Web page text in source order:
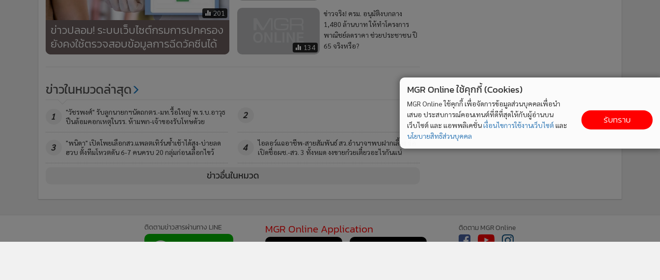
201
ข่าวปลอม! ระบบเว็บไซต์กรมการปกครอง
ยังคงใช้ตรวจสอบข้อมูลการฉีดวัคซีนได้
134
ข่าวจริง! ครม. อนุมัติงบกลาง
1,480 ล้านบาท ให้ทำโครงการ
พาณิชย์ลดราคา ช่วยประชาชน ปี
65 จริงหรือ?
ข่าวในหมวดล่าสุด
1
"วัชรพงศ์" รับลูกนายกฯนัดถกตร.-มท.รื้อใหญ่ พ.ร.บ.อาวุธ
ปืนล้อมคอกเหตุในรร. ห้ามพก-เจ้าของรับโทษด้วย
2
3
"พนิดา" เปิดโพยเลือกสว.แพลตเทิร์นซ้ำเช้าได้สูง-บ่ายลด
ฮวบ ตั้งทีมโหวตดัน 6-7 คนครบ 20 กลุ่มก่อนเลือกไขว้
4
ไอลอว์แฉอาชีพ-สายสัมพันธ์ สว.อำนาจฯพบฝากเลี้ยง จ่อ
เปิดชื่อผช.-สว. 3 ทั้งหมด งงขายก๋วยเตี๋ยวอะไรกันแน่
ข่าวอื่นในหมวด
ติดตามข่าวสารผ่านทาง LINE MGR Online Application ติดตาม MGR Online
MGR Online ใช้คุกกี้ (Cookies)
MGR Online ใช้คุกกี้ เพื่อจัดการข้อมูลส่วนบุคคลเพื่อนำ
เสนอ ประสบการณ์คอนเทนต์ที่ดีที่สุดให้กับผู้อ่านบน
เว็บไซต์ และ แอพพลิเคชั่นเงื่อนไขการใช้งานเว็บไซต์ และ
นโยบายสิทธิส่วนบุคคล
รับทราบ